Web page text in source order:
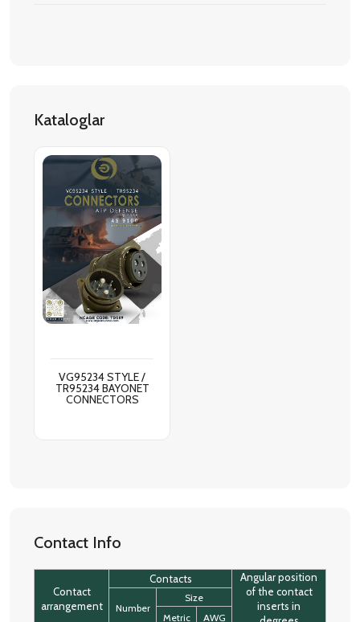
Kataloglar
VG95234 STYLE /
TR95234 BAYONET
CONNECTORS
Contact Info
Contact
arrangement
Contacts
Angular position
of the contact
inserts in
Number
Size
Metric
AWG